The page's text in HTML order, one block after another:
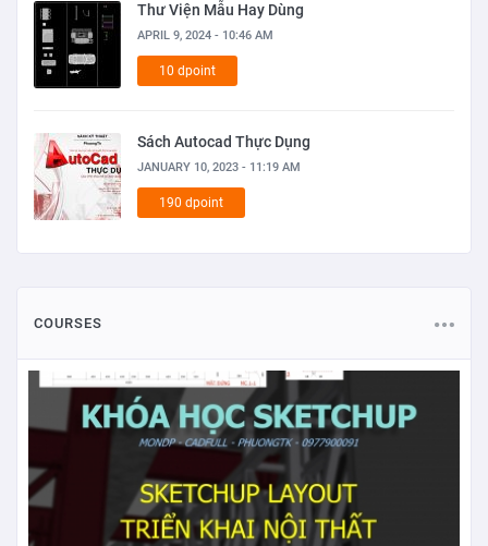
Thư Viện Mẫu Hay Dùng
APRIL 9, 2024 - 10:46 AM
10 dpoint
Sách Autocad Thực Dụng
JANUARY 10, 2023 - 11:19 AM
190 dpoint
COURSES